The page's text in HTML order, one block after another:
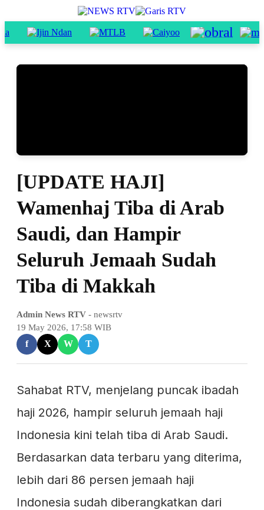
[UPDATE HAJI]
Wamenhaj Tiba di Arab
Saudi, dan Hampir
Seluruh Jemaah Sudah
Tiba di Makkah
Admin News RTV - newsrtv
19 May 2026, 17:58 WIB
f X W T
Sahabat RTV, menjelang puncak ibadah
haji 2026, hampir seluruh jemaah haji
Indonesia kini telah tiba di Arab Saudi.
Berdasarkan data terbaru yang diterima,
lebih dari 86 persen jemaah haji
Indonesia sudah diberangkatkan dari